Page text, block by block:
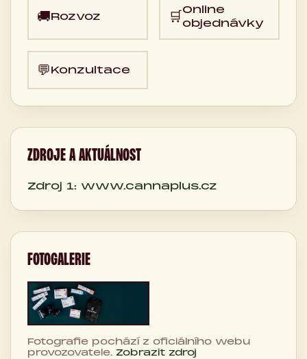
🚚Rozvoz 🛒Online
objednávky
💬Konzultace
ZDROJE A AKTUÁLNOST
Zdroj 1: www.cannaplus.cz
FOTOGALERIE
Fotografie pochází z oficiálního webu
provozovatele. Zobrazit zdroj